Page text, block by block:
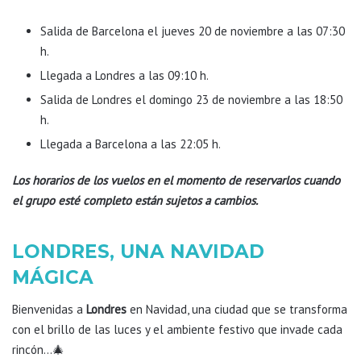
Salida de Barcelona el jueves 20 de noviembre a las 07:30
h.
Llegada a Londres a las 09:10 h.
Salida de Londres el domingo 23 de noviembre a las 18:50
h.
Llegada a Barcelona a las 22:05 h.
Los horarios de los vuelos en el momento de reservarlos cuando
el grupo esté completo están sujetos a cambios.
LONDRES, UNA NAVIDAD
MÁGICA
Bienvenidas a Londres en Navidad, una ciudad que se transforma
con el brillo de las luces y el ambiente festivo que invade cada
rincón…🎄